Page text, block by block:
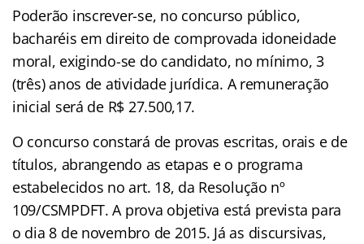
Poderão inscrever-se, no concurso público,
bacharéis em direito de comprovada idoneidade
moral, exigindo-se do candidato, no mínimo, 3
(três) anos de atividade jurídica. A remuneração
inicial será de R$ 27.500,17.
O concurso constará de provas escritas, orais e de
títulos, abrangendo as etapas e o programa
estabelecidos no art. 18, da Resolução nº
109/CSMPDFT. A prova objetiva está prevista para
o dia 8 de novembro de 2015. Já as discursivas,